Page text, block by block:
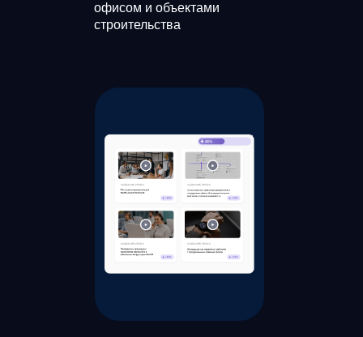
офисом и объектами
строительства